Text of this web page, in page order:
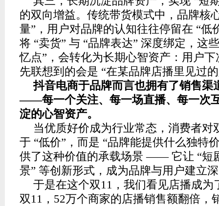
的双向增益。传统带货模式中，品牌核
量”，用户对品牌的认知往往停留在 “低
将 “卖货” 与 “品牌表达” 深度绑定，这
忆点”，会转化为长期心智资产：用户
先联想到的会是 “在某品牌店播里见过
抖音电商于品牌而言也拥有了销售渠
——每一个关注、每一场直播、每一次
淀的心智资产。
当优质好价成为行业常态，消费者对
于 “低价”，而是 “品牌能提供什么独特
供了这种价值的承载场景 —— 它让 “短
景” 等创新形式，成为品牌与用户建立
于是在这个双11，我们看见店播成为
双11，52万个商家的店播销售额翻倍，